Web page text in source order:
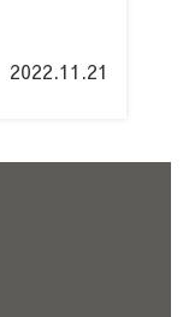
2022.11.21